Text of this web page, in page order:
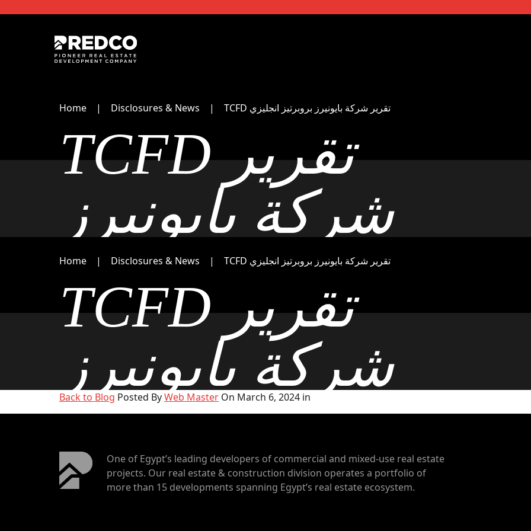
Home Disclosures & News TCFD تقرير شركة بايونيرز بروبرتيز انجليزي
TCFD تقرير
شركة بايونيرز
بروبرتيز
انجليزي
Home Disclosures & News TCFD تقرير شركة بايونيرز بروبرتيز انجليزي
TCFD تقرير
شركة بايونيرز
بروبرتيز
انجليزي
Back to Blog Posted ByWeb Master On March 6, 2024 in
One of Egypt’s leading developers of commercial and mixed-use real estate
projects. Our real estate & construction division operates a portfolio of
more than 15 developments spanning Egypt’s real estate ecosystem.